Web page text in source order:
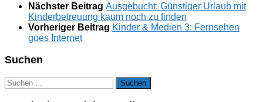
Nächster Beitrag Ausgebucht: Günstiger Urlaub mit
Kinderbetreuung kaum noch zu finden
Vorheriger Beitrag Kinder & Medien 3: Fernsehen
goes Internet
Suchen
Suchen
nach: